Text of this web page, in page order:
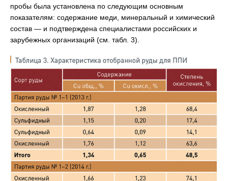
пробы была установлена по следующим основным
показателям: содержание меди, минеральный и химический
состав — и подтверждена специалистами российских и
зарубежных организаций (см. табл. 3).